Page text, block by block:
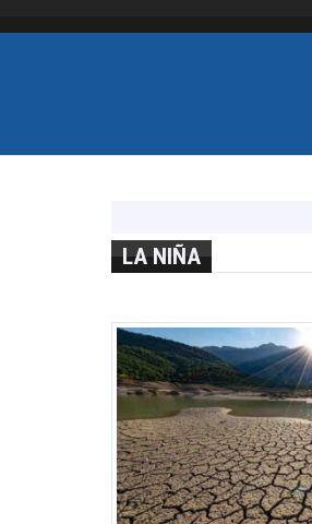
LA NIÑA